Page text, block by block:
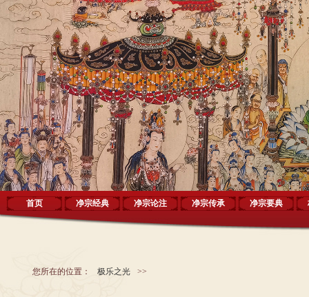
首页 净宗经典 净宗论注 净宗传承 净宗要典
您所在的位置： 极乐之光 >>